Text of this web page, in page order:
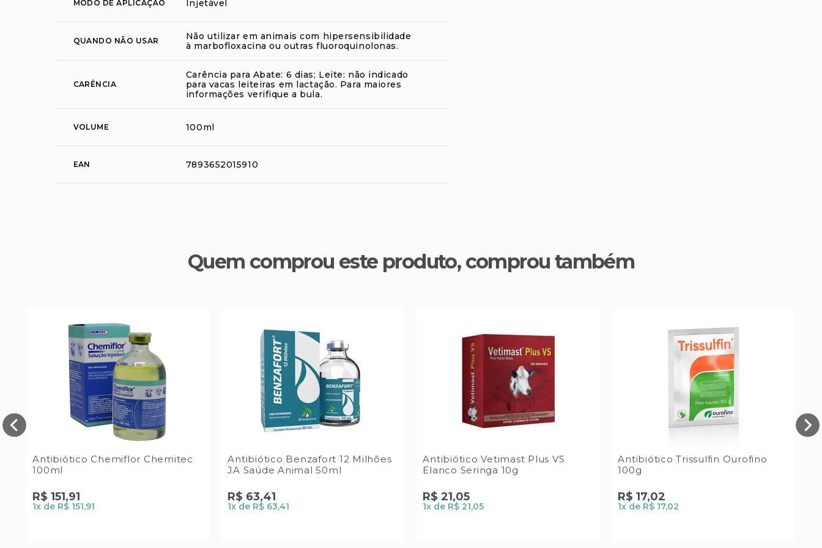
MODO DE APLICAÇÃO Injetável
QUANDO NÃO USAR
Não utilizar em animais com hipersensibilidade
à marbofloxacina ou outras fluoroquinolonas.
CARÊNCIA
Carência para Abate: 6 dias; Leite: não indicado
para vacas leiteiras em lactação. Para maiores
informações verifique a bula.
VOLUME 100ml
EAN 7893652015910
Quem comprou este produto, comprou também
Antibiótico Chemiflor Chemitec
100ml
R$ 151,91
1x de R$ 151,91
Antibiótico Benzafort 12 Milhões
JA Saúde Animal 50ml
R$ 63,41
1x de R$ 63,41
Antibiótico Vetimast Plus VS
Elanco Seringa 10g
R$ 21,05
1x de R$ 21,05
Antibiótico Trissulfin Ourofino
100g
R$ 17,02
1x de R$ 17,02